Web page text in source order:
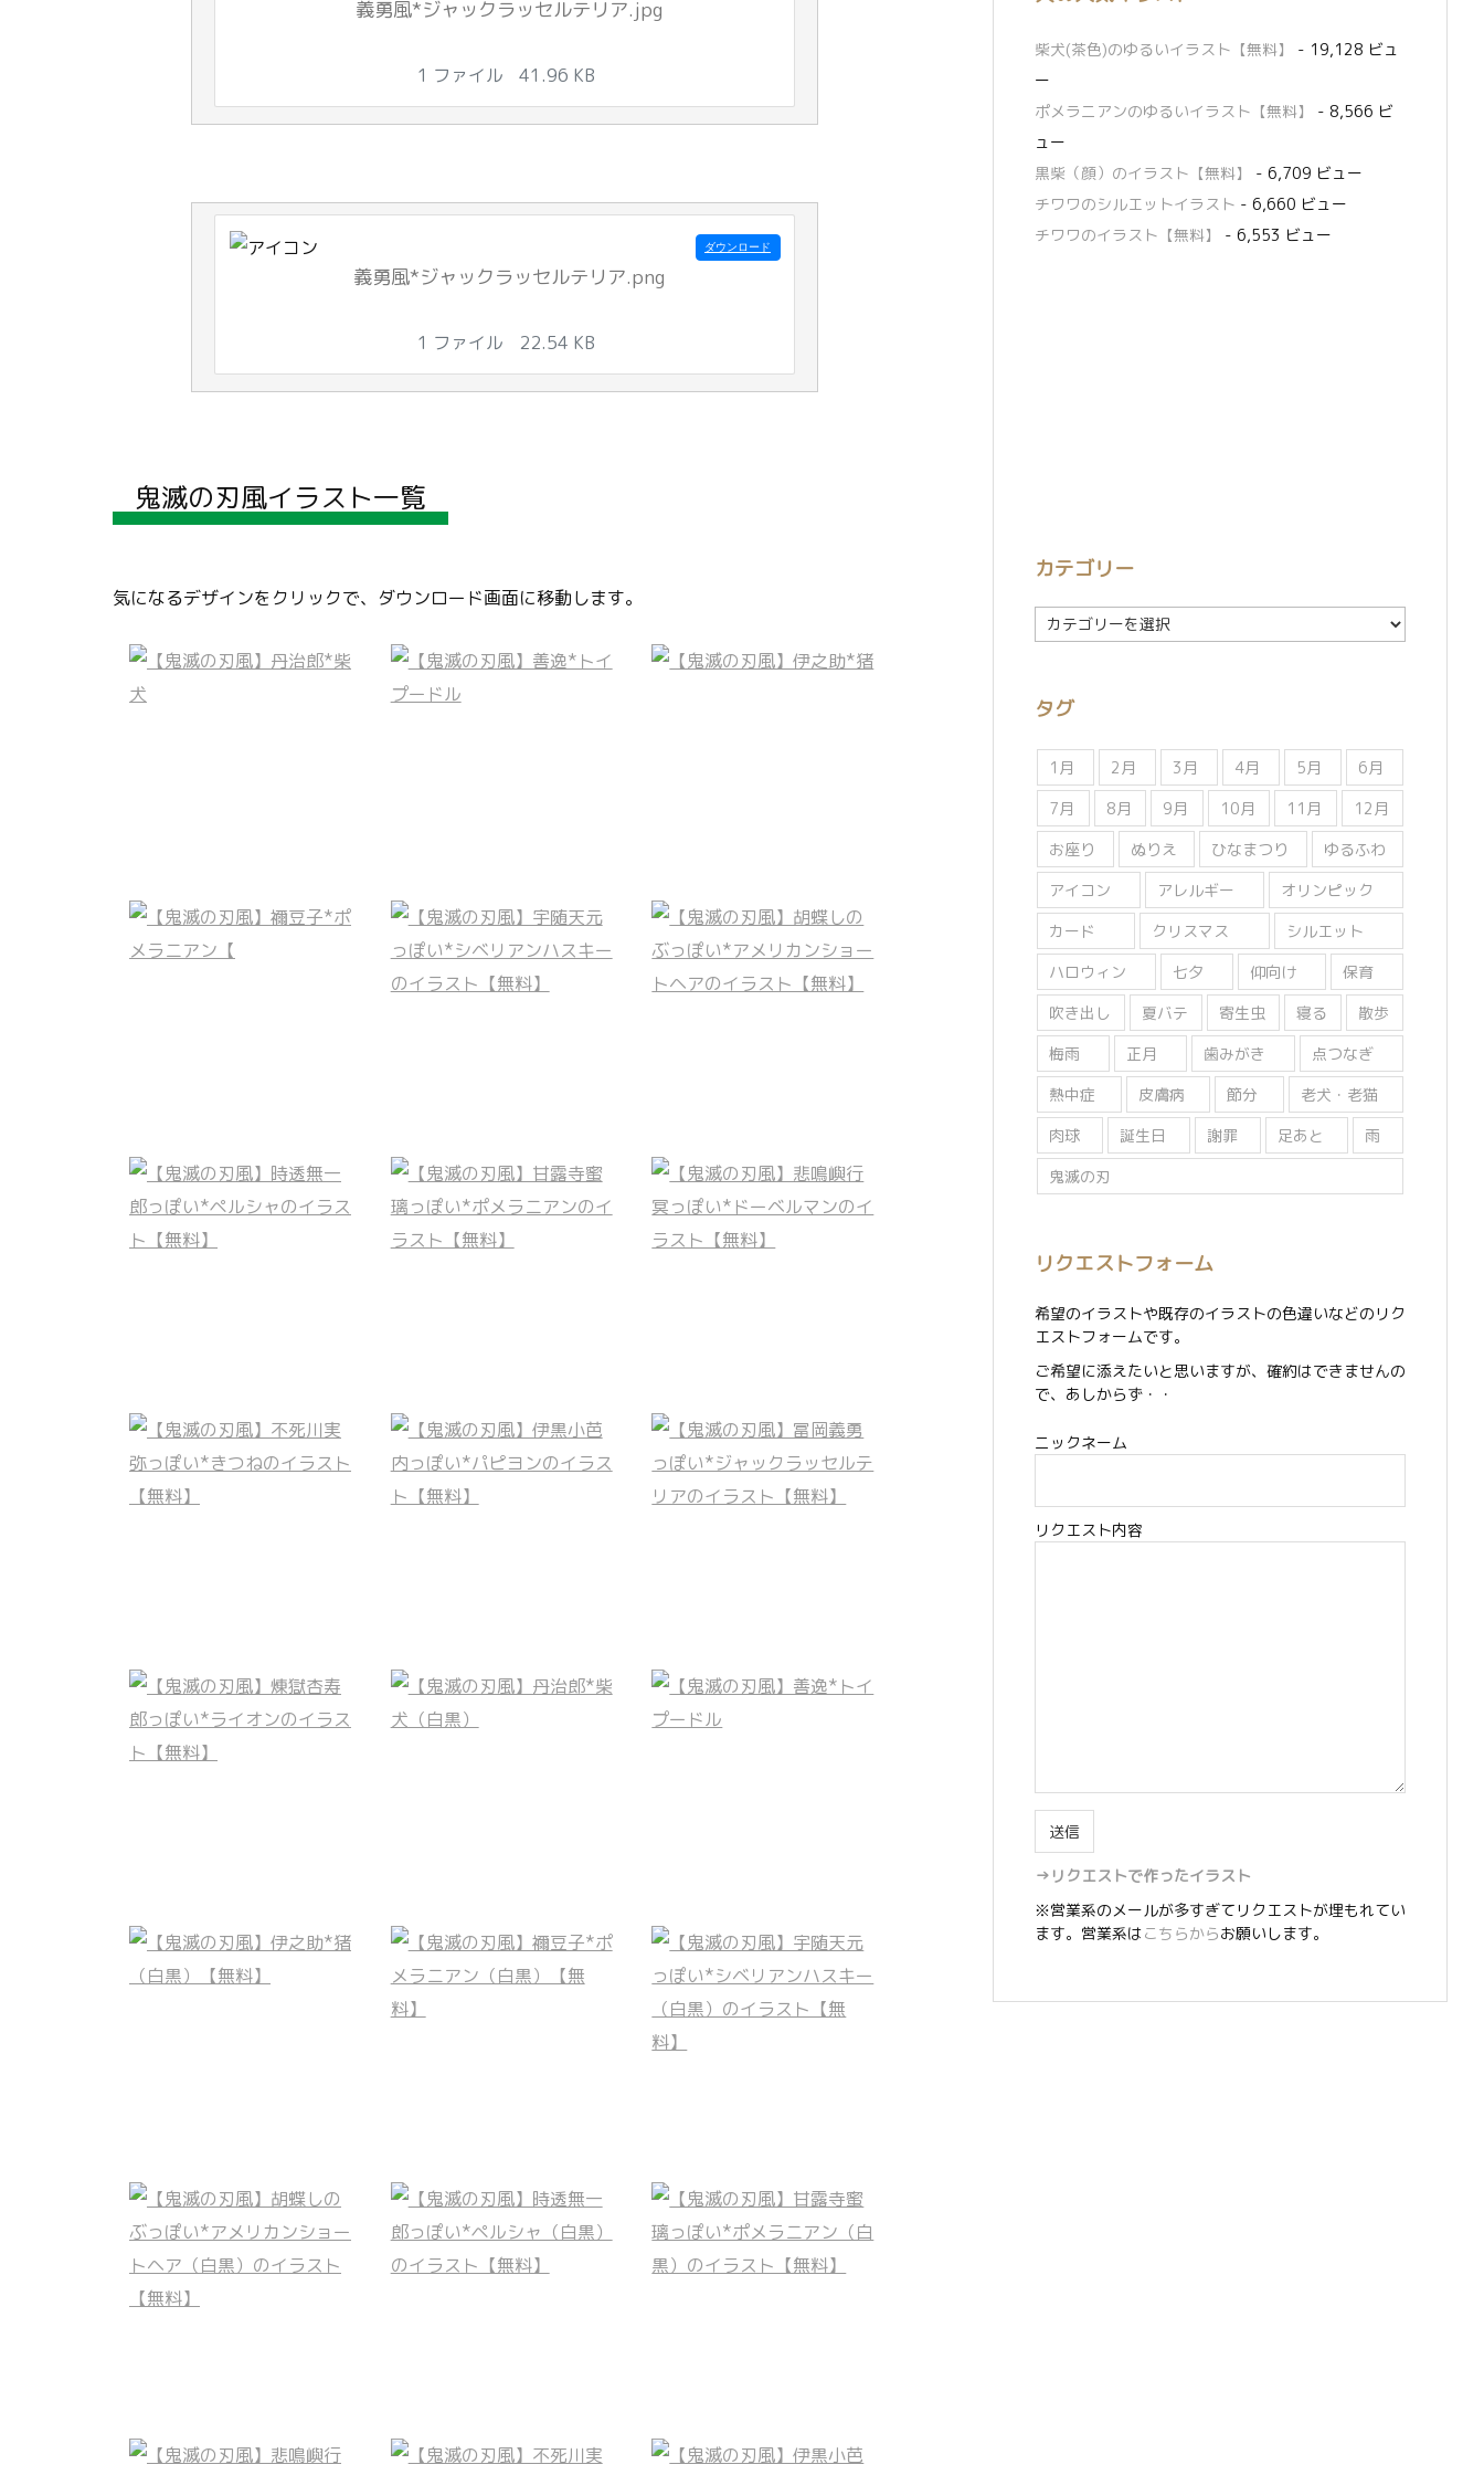
義勇風*ジャックラッセルテリア.jpg
1 ファイル 41.96 KB
義勇風*ジャックラッセルテリア.png
1 ファイル 22.54 KB
ダウンロード
鬼滅の刃風イラスト一覧
気になるデザインをクリックで、ダウンロード画面に移動します。
柴犬(茶色)のゆるいイラスト【無料】
- 19,128 ビュ
ー
ポメラニアンのゆるいイラスト【無料】
- 8,566 ビ
ュー
黒柴（顔）のイラスト【無料】
- 6,709 ビュー
チワワのシルエットイラスト - 6,660 ビュー
チワワのイラスト【無料】
- 6,553 ビュー
カテゴリー
カ
テ
ー
タグ
1月 2月 3月 4月 5月
6月
7月
8月 9月 10月 11月
12月
お座り
ぬりえ ひなまつり
ゆるふわ
アイコン
アレルギー
オリンピック
カード
クリスマス
シルエット
ハロウィン
七夕 仰向け
保育
吹き出し
夏バテ 寄生虫 寝る
散歩
梅雨
正月 歯みがき
点つなぎ
熱中症
皮膚病 節分
老犬・老猫
肉球
誕生日 謝罪 足あと
雨
鬼滅の刃
リクエストフォーム
希望のイラストや既存のイラストの色違いなどのリク
エストフォームです。
ご希望に添えたいと思いますが、確約はできませんの
で、あしからず・・
ニックネーム
リクエスト内容
→リクエストで作ったイラスト
※営業系のメールが多すぎてリクエストが埋もれてい
ます。営業系はこちらからお願いします。